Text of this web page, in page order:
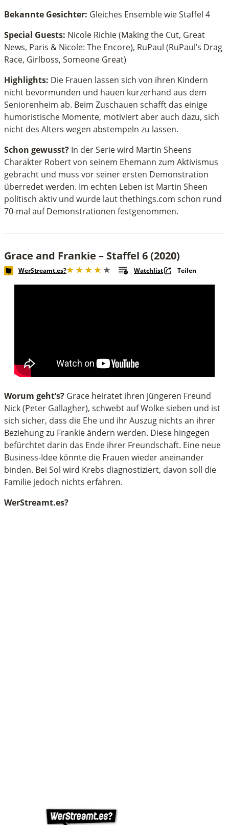
Bekannte Gesichter: Gleiches Ensemble wie Staffel 4
Special Guests: Nicole Richie (Making the Cut, Great
News, Paris & Nicole: The Encore), RuPaul (RuPaul’s Drag
Race, Girlboss, Someone Great)
Highlights: Die Frauen lassen sich von ihren Kindern
nicht bevormunden und hauen kurzerhand aus dem
Seniorenheim ab. Beim Zuschauen schafft das einige
humoristische Momente, motiviert aber auch dazu, sich
nicht des Alters wegen abstempeln zu lassen.
Schon gewusst? In der Serie wird Martin Sheens
Charakter Robert von seinem Ehemann zum Aktivismus
gebracht und muss vor seiner ersten Demonstration
überredet werden. Im echten Leben ist Martin Sheen
politisch aktiv und wurde laut thethings.com schon rund
70-mal auf Demonstrationen festgenommen.
Grace and Frankie – Staffel 6 (2020)
WerStreamt.es? Watchlist Teilen
Worum geht’s? Grace heiratet ihren jüngeren Freund
Nick (Peter Gallagher), schwebt auf Wolke sieben und ist
sich sicher, dass die Ehe und ihr Auszug nichts an ihrer
Beziehung zu Frankie ändern werden. Diese hingegen
befürchtet darin das Ende ihrer Freundschaft. Eine neue
Business-Idee könnte die Frauen wieder aneinander
binden. Bei Sol wird Krebs diagnostiziert, davon soll die
Familie jedoch nichts erfahren.
WerStreamt.es?